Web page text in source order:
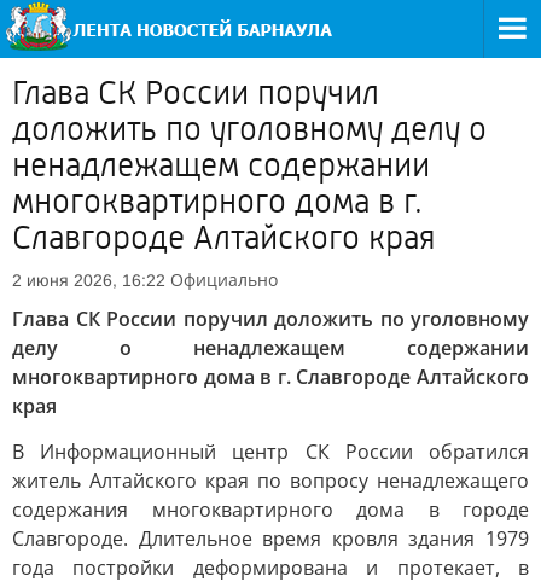
Глава СК России поручил
доложить по уголовному делу о
ненадлежащем содержании
многоквартирного дома в г.
Славгороде Алтайского края
2 июня 2026, 16:22 Официально
Глава СК России поручил доложить по уголовному
делу о ненадлежащем содержании
многоквартирного дома в г. Славгороде Алтайского
края
В Информационный центр СК России обратился
житель Алтайского края по вопросу ненадлежащего
содержания многоквартирного дома в городе
Славгороде. Длительное время кровля здания 1979
года постройки деформирована и протекает, в